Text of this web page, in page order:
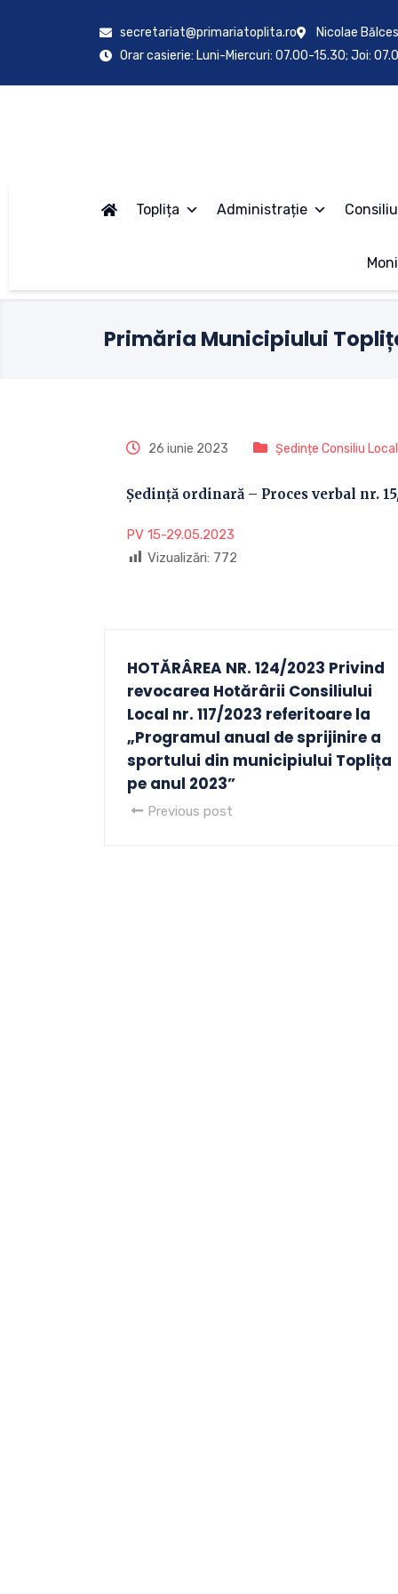
secretariat@primariatoplita.ro
Nicolae
Orar casierie: Luni-Miercuri: 07.00-15.30; Joi:
Toplița Administrație
Primăria Municipiului
26 iunie 2023 Ședințe Consiliu Local
Ședință ordinară – Proces verbal nr.
PV 15-29.05.2023
Vizualizări: 772
HOTĂRÂREA NR. 124/2023 Privind
revocarea Hotărârii Consiliului
Local nr. 117/2023 referitoare la
„Programul anual de sprijinire a
sportului din municipiului Toplița
pe anul 2023”
Previous post